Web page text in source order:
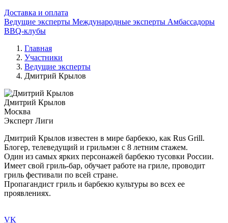
Доставка и оплата
Ведущие эксперты Международные эксперты Амбассадоры
BBQ-клубы
Главная
Участники
Ведущие эксперты
Дмитрий Крылов
Дмитрий Крылов
Москва
Эксперт Лиги
Дмитрий Крылов известен в мире барбекю, как Rus Grill.
Блогер, телеведущий и грильмэн с 8 летним стажем.
Один из самых ярких персонажей барбекю тусовки России.
Имеет свой гриль-бар, обучает работе на гриле, проводит
гриль фестивали по всей стране.
Пропагандист гриль и барбекю культуры во всех ее
проявлениях.
VK